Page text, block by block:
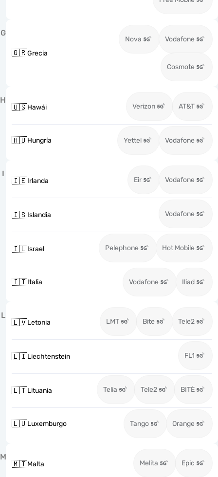
G
🇬🇷Grecia
Nova Vodafone
Cosmote
H
🇺🇸Hawái Verizon AT&T
🇭🇺Hungría Yettel Vodafone
I
🇮🇪Irlanda Eir Vodafone
🇮🇸Islandia Vodafone
🇮🇱Israel Pelephone Hot Mobile
🇮🇹Italia Vodafone Iliad
L
🇱🇻Letonia LMT Bite Tele2
🇱🇮Liechtenstein FL1
🇱🇹Lituania Telia Tele2 BITĖ
🇱🇺Luxemburgo Tango Orange
M
🇲🇹Malta Melita Epic